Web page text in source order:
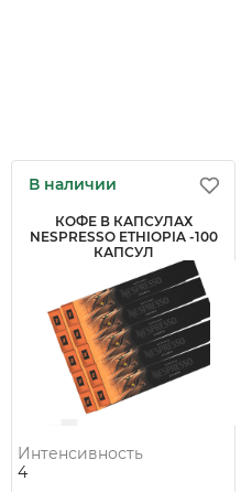
В наличии
КОФЕ В КАПСУЛАХ
NESPRESSO ETHIOPIA -100
КАПСУЛ
Интенсивность
4